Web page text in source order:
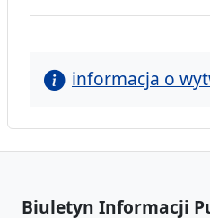
informacja o
Biuletyn Informacji